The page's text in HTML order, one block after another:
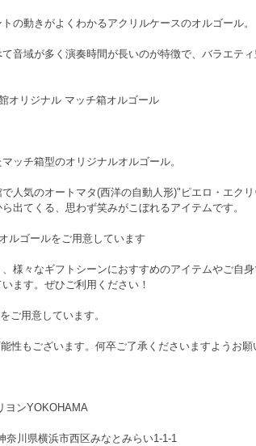
の動きがよくわかるアクリルケースのオルゴール。
音域が多く演奏時間が長いのが特徴で、バラエテ
オリジナル マッチ箱オルゴール
ッチ箱型のオリジナルオルゴール。
人気のオートマタ(西洋の自動人形)"ピエロ・エク
出てくる、思わず笑みがこぼれるアイテムです。
ルゴールをご用意しています
様々なギフトシーンにおすすめのアイテムやご自
ます。ぜひご利用ください！
ご用意しています。
性もございます。何卒ご了承くださいますようお願
ヨンYOKOHAMA
川県横浜市西区みなとみらい1-1-1